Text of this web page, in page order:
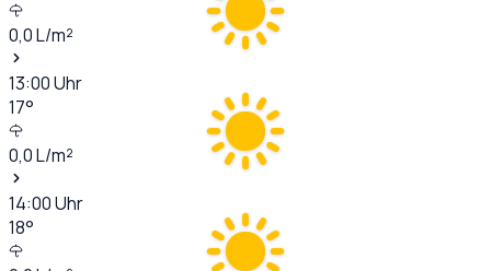
0,0L/m²
13:00Uhr
17°
0,0L/m²
14:00Uhr
18°